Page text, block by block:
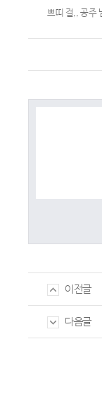
쁘띠 걸,, 공주
이전글
다음글